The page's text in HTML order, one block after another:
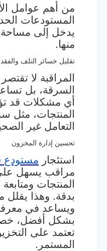
من أهم عوامل
المستودعات
يدخل إلى
منها.
تقليل خسائر التلف والفقد
المراقبة لا
السرقة، بل
أي مشكلات قد
المنتجات، مثل
التعامل غير
تحسين إدارة المخزون
استئجار مستودع
مراقب يسهل
المنتجات
بدقة. وهذا
ويساعد في
بشكل أفضل،
تعتمد على
المستمر.